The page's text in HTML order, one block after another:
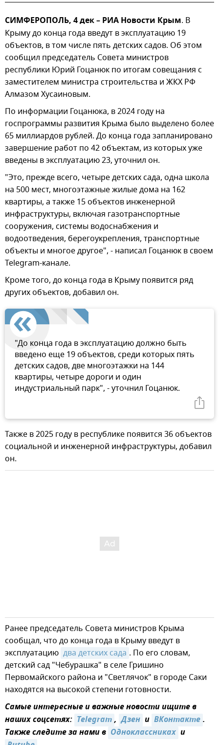
СИМФЕРОПОЛЬ, 4 дек – РИА Новости Крым. В
Крыму до конца года введут в эксплуатацию 19
объектов, в том числе пять детских садов. Об этом
сообщил председатель Совета министров
республики Юрий Гоцанюк по итогам совещания с
заместителем министра строительства и ЖКХ РФ
Алмазом Хусаиновым.
По информации Гоцанюка, в 2024 году на
госпрограммы развития Крыма было выделено более
65 миллиардов рублей. До конца года запланировано
завершение работ по 42 объектам, из которых уже
введены в эксплуатацию 23, уточнил он.
"Это, прежде всего, четыре детских сада, одна школа
на 500 мест, многоэтажные жилые дома на 162
квартиры, а также 15 объектов инженерной
инфраструктуры, включая газотранспортные
сооружения, системы водоснабжения и
водоотведения, берегоукрепления, транспортные
объекты и многое другое", - написал Гоцанюк в своем
Telegram-канале.
Кроме того, до конца года в Крыму появится ряд
других объектов, добавил он.
"До конца года в эксплуатацию должно быть
введено еще 19 объектов, среди которых пять
детских садов, две многоэтажки на 144
квартиры, четыре дороги и один
индустриальный парк", - уточнил Гоцанюк.
Также в 2025 году в республике появится 36 объектов
социальной и инженерной инфраструктуры, добавил
он.
Ранее председатель Совета министров Крыма
сообщал, что до конца года в Крыму введут в
эксплуатацию два детских сада . По его словам,
детский сад "Чебурашка" в селе Гришино
Первомайского района и "Светлячок" в городе Саки
находятся на высокой степени готовности.
Самые интересные и важные новости ищите в
наших соцсетях: Telegram, Дзен и ВКонтакте.
Также следите за нами в Одноклассниках и